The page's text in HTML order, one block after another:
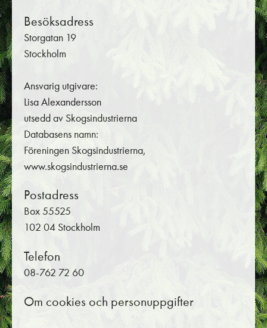
Besöksadress
Storgatan 19
Stockholm
Ansvarig utgivare:
Lisa Alexandersson
utsedd av Skogsindustrierna
Databasens namn:
Föreningen Skogsindustrierna,
www.skogsindustrierna.se
Postadress
Box 55525
102 04 Stockholm
Telefon
08-762 72 60
Om cookies och personuppgifter